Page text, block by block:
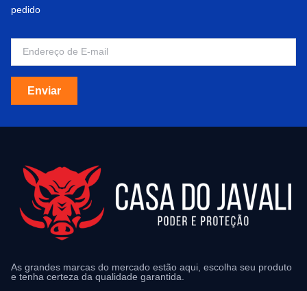
pedido
Enviar
As grandes marcas do mercado estão aqui, escolha seu produto
e tenha certeza da qualidade garantida.